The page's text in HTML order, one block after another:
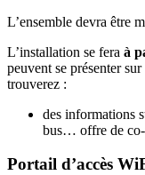
L’ensemble devra être
L’installation se fera à
peuvent se présenter
trouverez :
des informations
bus… offre de
Portail d’accès